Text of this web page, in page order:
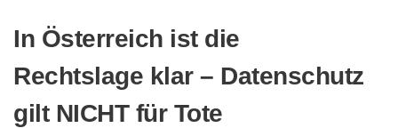
In Österreich ist die
Rechtslage klar – Datenschutz
gilt NICHT für Tote